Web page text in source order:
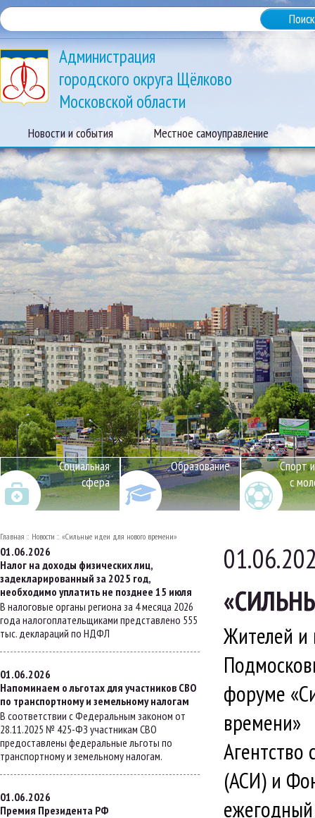
Администрация
городского округа Щёлково
Московской области
Новости и события Местное самоуправление
Социальная
сфера
Образование
Спорт
с
Главная Новости «Сильные идеи для нового времени»
01.06.2026
Налог на доходы физических лиц,
задекларированный за 2025 год,
необходимо уплатить не позднее 15 июля
В налоговые органы региона за 4 месяца 2026
года налогоплательщиками представлено 555
тыс. деклараций по НДФЛ
01.06.2026
Напоминаем о льготах для участников СВО
по транспортному и земельному налогам
В соответствии с Федеральным законом от
28.11.2025 № 425-ФЗ участникам СВО
предоставлены федеральные льготы по
транспортному и земельному налогам.
01.06.2026
Премия Президента РФ
Жителей и
форуме
времени»
Агентство
(АСИ) и